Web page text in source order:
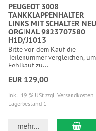
PEUGEOT 3008
TANKKLAPPENHALTER
LINKS MIT SCHALTER NEU
ORGINAL 9823707580
H1D/J1013
Bitte vor dem Kauf die
Teilenummer vergleichen, um
Fehlkauf zu...
EUR 129,00
inkl. 19 % USt zzgl. Versandkosten
Lagerbestand 1
mehr...